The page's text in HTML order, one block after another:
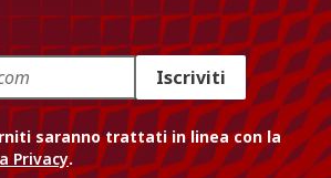
Iscriviti
saranno trattati in linea con la
Privacy.